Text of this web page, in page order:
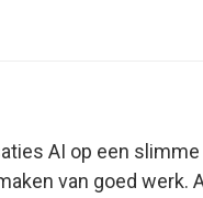
AI op een
van goed werk.